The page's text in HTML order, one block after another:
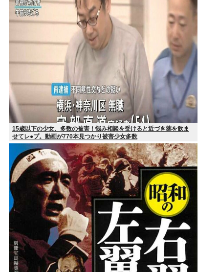
15歳以下の少女、多数の被害！悩み相談を受けると近づき薬を飲ま
せてレ●プ。動画が770本見つかり被害少女多数